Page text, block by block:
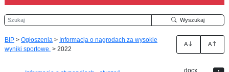
Szukaj Wyszukaj
BIP > Ogłoszenia > Informacja o nagrodach za wysokie
wyniki sportowe. > 2022
A A
docx